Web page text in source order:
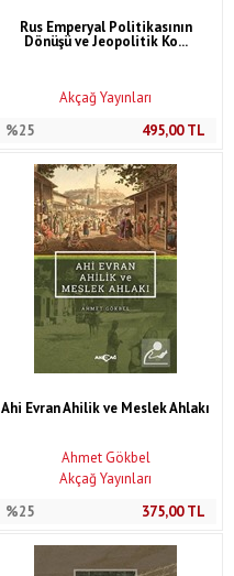
Rus Emperyal Politikasının
Dönüşü ve Jeopolitik Ko...
Akçağ Yayınları
%25
495,00TL
Ahi Evran Ahilik ve Meslek Ahlakı
Ahmet Gökbel
Akçağ Yayınları
%25
375,00TL